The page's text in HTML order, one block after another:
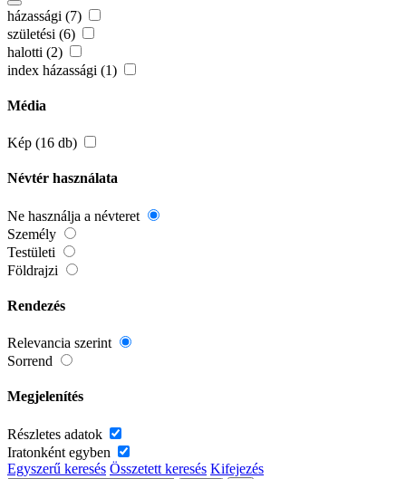
házassági (7)
születési (6)
halotti (2)
index házassági (1)
Média
Kép (16 db)
Névtér használata
Ne használja a névteret
Személy
Testületi
Földrajzi
Rendezés
Relevancia szerint
Sorrend
Megjelenítés
Részletes adatok
Iratonként egyben
Egyszerű keresés Összetett keresés Kifejezés